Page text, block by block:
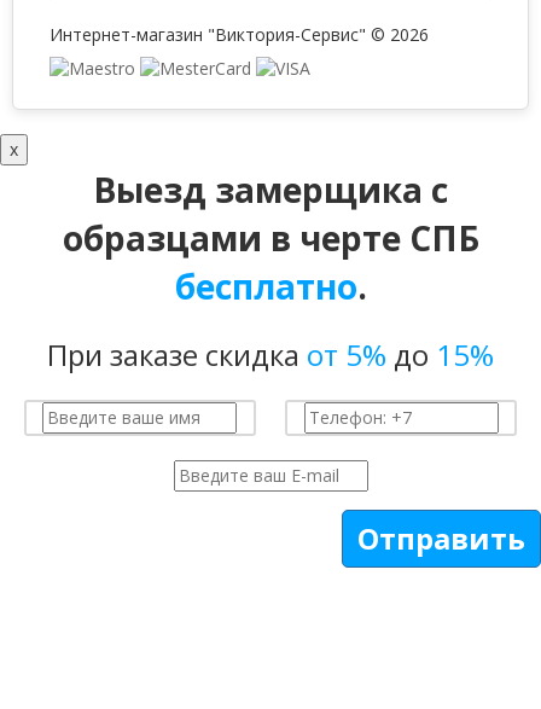
Интернет-магазин "Виктория-Сервис" © 2026
x
Выезд замерщика с
образцами в черте СПБ
бесплатно.
При заказе скидка от 5% до 15%
Отправить